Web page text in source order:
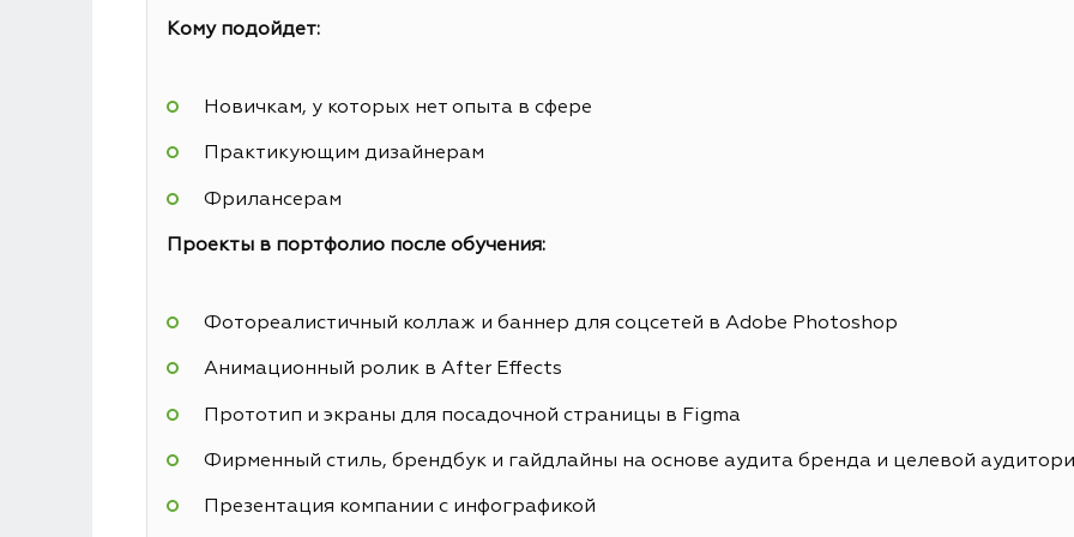
Кому подойдет:
Новичкам, у которых нет опыта в сфере
Практикующим дизайнерам
Фрилансерам
Проекты в портфолио после обучения:
Фотореалистичный коллаж и баннер для соцсетей в Adobe Photoshop
Анимационный ролик в After Effects
Прототип и экраны для посадочной страницы в Figma
Фирменный стиль, брендбук и гайдлайны на основе аудита бренда и целевой
Презентация компании с инфографикой